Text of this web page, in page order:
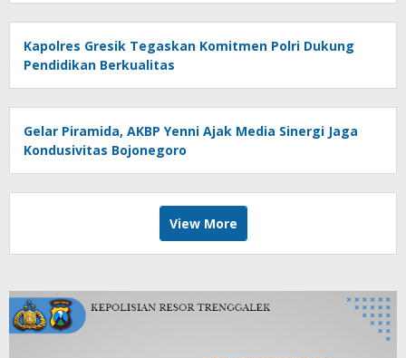
Kapolres Gresik Tegaskan Komitmen Polri Dukung
Pendidikan Berkualitas
Gelar Piramida, AKBP Yenni Ajak Media Sinergi Jaga
Kondusivitas Bojonegoro
View More